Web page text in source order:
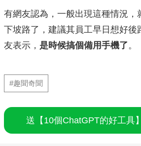
有網友認為，一般出現這種情況，
下坡路了，建議其員工早日想好後
友表示， 是時候搞個備用手機了 。
#趣聞奇聞
送【10個ChatGPT的好工具